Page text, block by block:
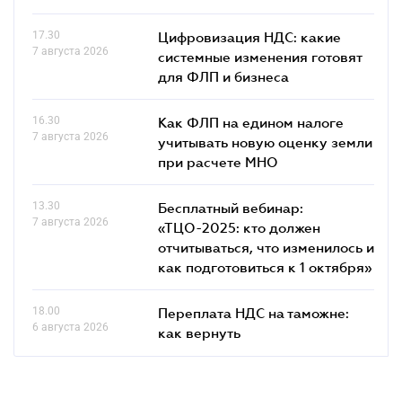
17.30
7 августа 2026
Цифровизация НДС: какие
системные изменения готовят
для ФЛП и бизнеса
16.30
7 августа 2026
Как ФЛП на едином налоге
учитывать новую оценку земли
при расчете МНО
13.30
7 августа 2026
Бесплатный вебинар:
«ТЦО-2025: кто должен
отчитываться, что изменилось и
как подготовиться к 1 октября»
18.00
6 августа 2026
Переплата НДС на таможне:
как вернуть